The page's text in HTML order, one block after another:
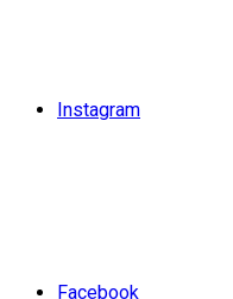
Instagram
Facebook